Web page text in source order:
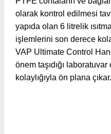
olarak kontrol edilmesi
yapıda olan 6 litrelik
işlemlerini son derece
VAP Ultimate Control
önem taşıdığı
kolaylığıyla ön plana çıkar.